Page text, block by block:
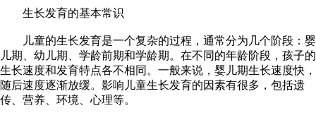
生长发育的基本常识
儿童的生长发育是一个复杂的过程，通常分为几个阶段：婴
儿期、幼儿期、学龄前期和学龄期。在不同的年龄阶段，孩子的
生长速度和发育特点各不相同。一般来说，婴儿期生长速度快，
随后速度逐渐放缓。影响儿童生长发育的因素有很多，包括遗
传、营养、环境、心理等。